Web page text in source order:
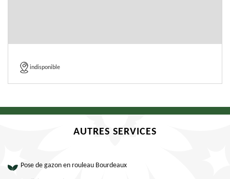
indisponible
AUTRES SERVICES
Pose de gazon en rouleau Bourdeaux